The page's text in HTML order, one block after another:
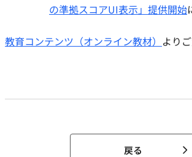
の準拠スコアUI表示」提供開始
教育コンテンツ（オンライン教材） より
戻る